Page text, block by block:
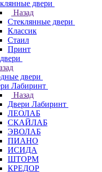
двери
Назад
Стеклянные двери
Классик
Стаил
Принт
двери
Лабиринт
Назад
Двери Лабиринт
ЛЕОЛАБ
СКАЙЛАБ
ЭВОЛАБ
ПИАНО
ИСИДА
ШТОРМ
КРЕДОР